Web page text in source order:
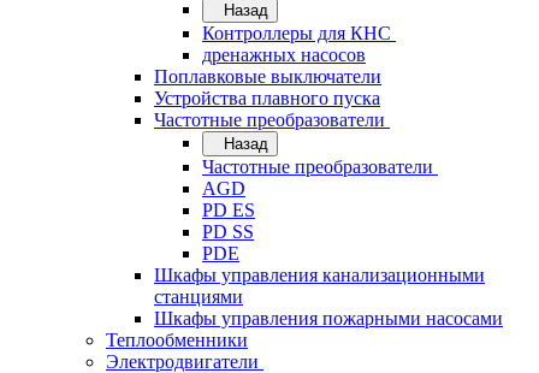
Назад
Контроллеры для КНС
дренажных насосов
Поплавковые выключатели
Устройства плавного пуска
Частотные преобразователи
Назад
Частотные преобразователи
AGD
PD ES
PD SS
PDE
Шкафы управления канализационными
станциями
Шкафы управления пожарными насосами
Теплообменники
Электродвигатели